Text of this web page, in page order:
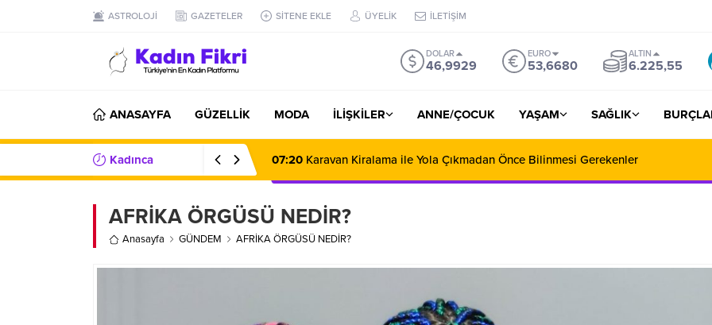
ASTROLOJİ GAZETELER SİTENE EKLE ÜYELİK İLETİŞİM
DOLAR
46,9929
EURO
53,6680
ALTIN
6.225,55
ANASAYFA GÜZELLİK MODA İLİŞKİLER ANNE/ÇOCUK YAŞAM SAĞLIK
Kadınca 07:20 Karavan Kiralama ile Yola Çıkmadan Önce Bilinmesi Gerekenler
AFRİKA ÖRGÜSÜ NEDİR?
Anasayfa GÜNDEM AFRİKA ÖRGÜSÜ NEDİR?